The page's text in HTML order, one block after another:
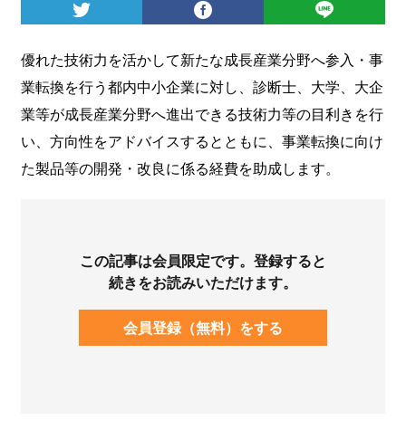
優れた技術力を活かして新たな成⾧産業分野へ参入・事
業転換を行う都内中小企業に対し、診断士、大学、大企
業等が成⾧産業分野へ進出できる技術力等の目利きを行
い、方向性をアドバイスするとともに、事業転換に向け
た製品等の開発・改良に係る経費を助成します。
この記事は会員限定です。登録すると
続きをお読みいただけます。
会員登録（無料）をする